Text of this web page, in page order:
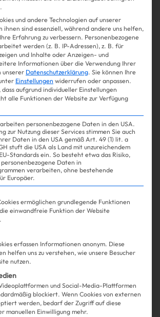
| 19.05.2025
macht’s vor: DIESER
das neue kleine
und andere Technologien auf unserer
ihnen sind essenziell, während andere uns helfen,
Erfahrung zu verbessern. Personenbezogene
werden (z. B. IP-Adressen), z. B. für
und Inhalte oder Anzeigen- und
Informationen über die Verwendung Ihrer
unserer Datenschutzerklärung. Sie können Ihre
Einstellungen widerrufen oder anpassen.
aufgrund individueller Einstellungen
alle Funktionen der Website zur Verfügung
personenbezogene Daten in den USA.
zur Nutzung dieser Services stimmen Sie auch
Daten in den USA gemäß Art. 49 (1) lit. a
stuft die USA als Land mit unzureichendem
Standards ein. So besteht etwa das Risiko,
Daten in
verarbeiten, ohne bestehende
Europäer.
der Service-Gruppen, für die
ermöglichen grundlegende Funktionen
einwandfreie Funktion der Website
erfassen Informationen anonym. Diese
helfen uns zu verstehen, wie unsere Besucher
nutzen.
und Social-Media-Plattformen
blockiert. Wenn Cookies von externen
werden, bedarf der Zugriff auf diese
manuellen Einwilligung mehr.